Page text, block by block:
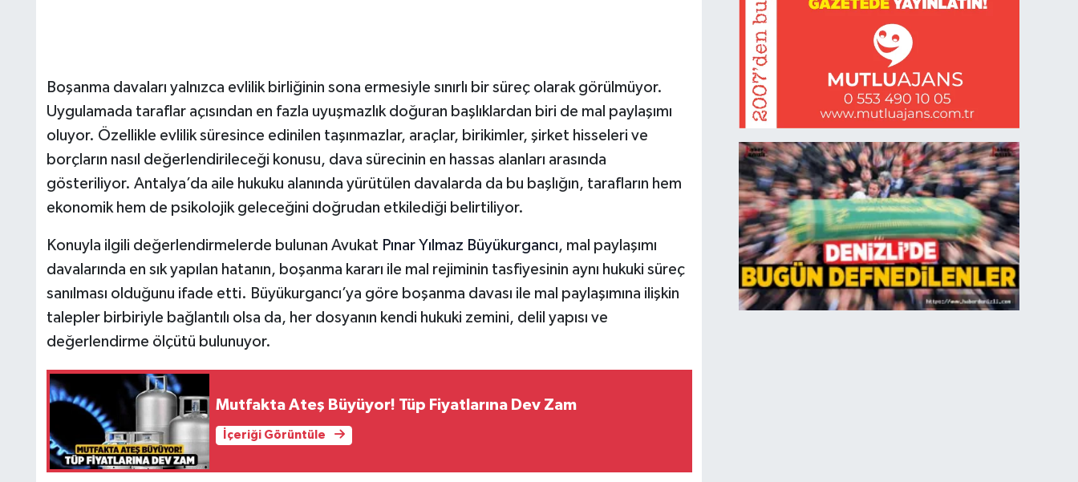
Boşanma davaları yalnızca evlilik birliğinin sona ermesiyle sınırlı bir süreç olarak görülmüyor.
Uygulamada taraflar açısından en fazla uyuşmazlık doğuran başlıklardan biri de mal paylaşımı
oluyor. Özellikle evlilik süresince edinilen taşınmazlar, araçlar, birikimler, şirket hisseleri ve
borçların nasıl değerlendirileceği konusu, dava sürecinin en hassas alanları arasında
gösteriliyor. Antalya’da aile hukuku alanında yürütülen davalarda da bu başlığın, tarafların hem
ekonomik hem de psikolojik geleceğini doğrudan etkilediği belirtiliyor.
Konuyla ilgili değerlendirmelerde bulunan Avukat Pınar Yılmaz Büyükurgancı, mal paylaşımı
davalarında en sık yapılan hatanın, boşanma kararı ile mal rejiminin tasfiyesinin aynı hukuki süreç
sanılması olduğunu ifade etti. Büyükurgancı’ya göre boşanma davası ile mal paylaşımına ilişkin
talepler birbiriyle bağlantılı olsa da, her dosyanın kendi hukuki zemini, delil yapısı ve
değerlendirme ölçütü bulunuyor.
Mutfakta Ateş Büyüyor! Tüp Fiyatlarına Dev Zam
İçeriği Görüntüle